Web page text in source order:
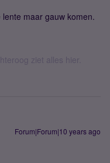
maar gauw komen.
ziet alles hier.
Forum|Forum|10 years ago